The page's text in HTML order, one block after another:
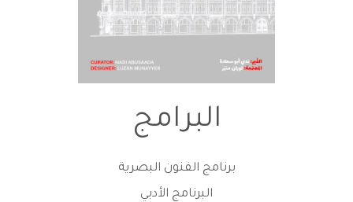
البرامج
برنامج الفنون البصرية
البرنامج الأدبي